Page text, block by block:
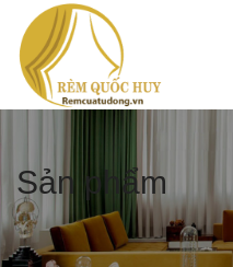
Sản phẩm